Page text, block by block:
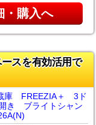
・購入へ
スを有効活用で
庫 FREEZIA＋ 3ド
ブライトシャン